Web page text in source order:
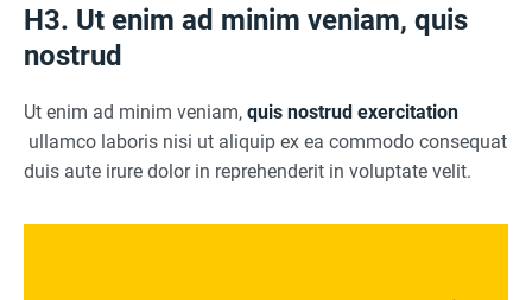
H3. Ut enim ad minim veniam, quis
nostrud
Ut enim ad minim veniam, quis nostrud exercitation
ullamco laboris nisi ut aliquip ex ea commodo consequat
duis aute irure dolor in reprehenderit in voluptate velit.